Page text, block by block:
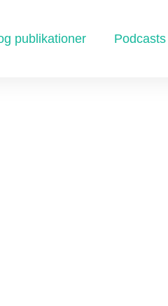
publikationer Podcasts